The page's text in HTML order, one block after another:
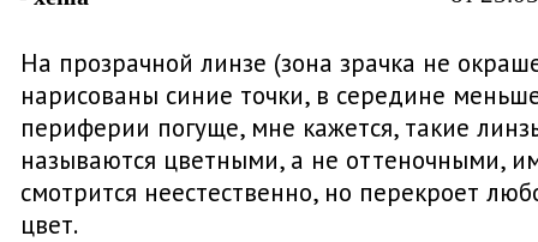
На прозрачной линзе (зона зрачка не
нарисованы синие точки, в середине
периферии погуще, мне кажется, такие
называются цветными, а не оттеночными,
смотрится неестественно, но перекроет
цвет.